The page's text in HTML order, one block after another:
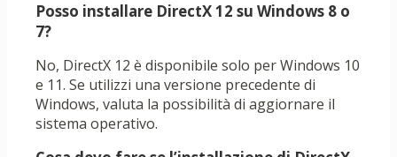
Posso installare DirectX 12 su Windows 8 o
7?
No, DirectX 12 è disponibile solo per Windows 10
e 11. Se utilizzi una versione precedente di
Windows, valuta la possibilità di aggiornare il
sistema operativo.